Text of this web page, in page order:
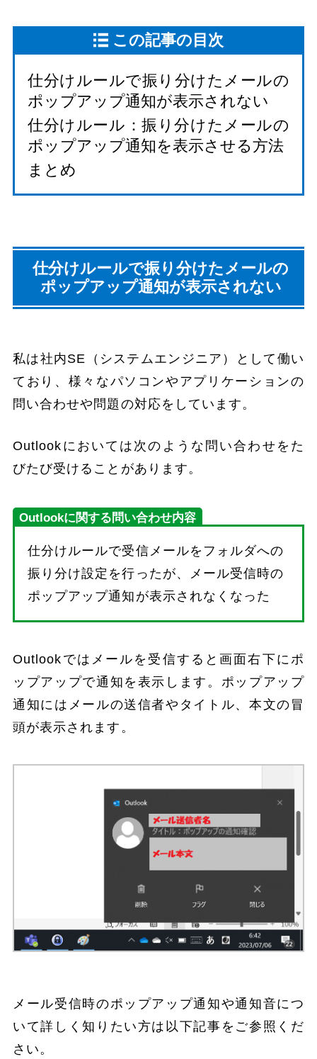
この記事の目次
仕分けルールで振り分けたメールの
ポップアップ通知が表示されない
仕分けルール：振り分けたメールの
ポップアップ通知を表示させる方法
まとめ
仕分けルールで振り分けたメールの
ポップアップ通知が表示されない
私は社内SE（システムエンジニア）として働い
ており、様々なパソコンやアプリケーションの
問い合わせや問題の対応をしています。
Outlookにおいては次のような問い合わせをた
びたび受けることがあります。
Outlookに関する問い合わせ内容
仕分けルールで受信メールをフォルダへの
振り分け設定を行ったが、メール受信時の
ポップアップ通知が表示されなくなった
Outlookではメールを受信すると画面右下にポ
ップアップで通知を表示します。ポップアップ
通知にはメールの送信者やタイトル、本文の冒
頭が表示されます。
メール受信時のポップアップ通知や通知音につ
いて詳しく知りたい方は以下記事をご参照くだ
さい。